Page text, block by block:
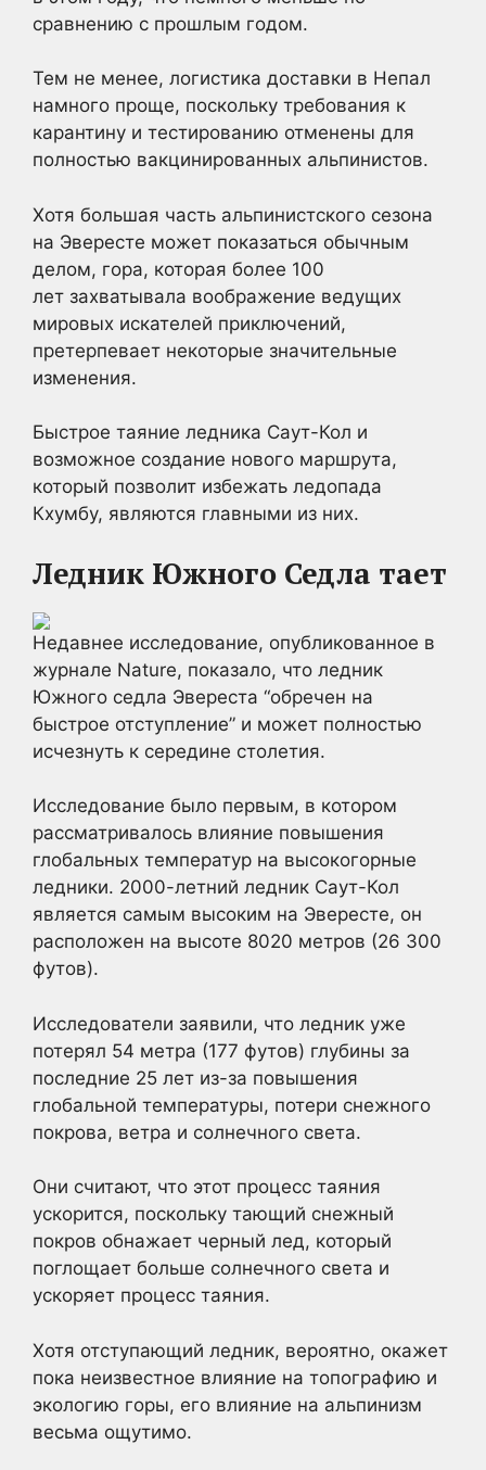
сравнению с прошлым годом.
Тем не менее, логистика доставки в Непал
намного проще, поскольку требования к
карантину и тестированию отменены для
полностью вакцинированных альпинистов.
Хотя большая часть альпинистского сезона
на Эвересте может показаться обычным
делом, гора, которая более 100
лет захватывала воображение ведущих
мировых искателей приключений,
претерпевает некоторые значительные
изменения.
Быстрое таяние ледника Саут-Кол и
возможное создание нового маршрута,
который позволит избежать ледопада
Кхумбу, являются главными из них.
Ледник Южного Седла тает
Недавнее исследование, опубликованное в
журнале Nature, показало, что ледник
Южного седла Эвереста “обречен на
быстрое отступление” и может полностью
исчезнуть к середине столетия.
Исследование было первым, в котором
рассматривалось влияние повышения
глобальных температур на высокогорные
ледники. 2000-летний ледник Саут-Кол
является самым высоким на Эвересте, он
расположен на высоте 8020 метров (26 300
футов).
Исследователи заявили, что ледник уже
потерял 54 метра (177 футов) глубины за
последние 25 лет из-за повышения
глобальной температуры, потери снежного
покрова, ветра и солнечного света.
Они считают, что этот процесс таяния
ускорится, поскольку тающий снежный
покров обнажает черный лед, который
поглощает больше солнечного света и
ускоряет процесс таяния.
Хотя отступающий ледник, вероятно, окажет
пока неизвестное влияние на топографию и
экологию горы, его влияние на альпинизм
весьма ощутимо.